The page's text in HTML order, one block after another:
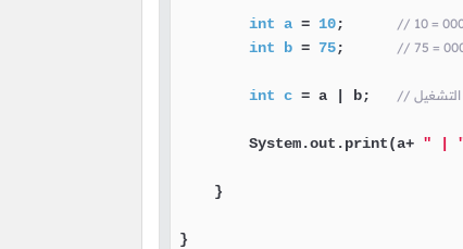
int a = 10; // 10 =
int b = 75; // 75 =
int c = a | b;
        System.out.print(a+
" |
    }
}